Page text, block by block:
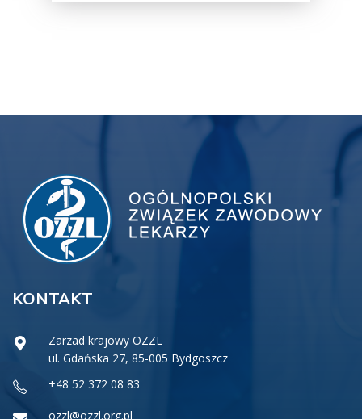
KONTAKT
Zarzad krajowy OZZL
ul. Gdańska 27, 85-005 Bydgoszcz
+48 52 372 08 83
ozzl@ozzl.org.pl